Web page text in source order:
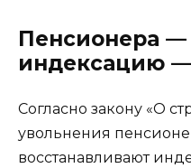
Пенсионера —
индексацию —
Согласно закону «О
увольнения
восстанавливают